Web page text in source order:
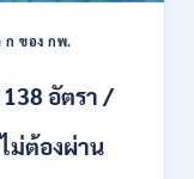
ก ของ กพ.
อัตรา /
ม่ต้องผ่าน